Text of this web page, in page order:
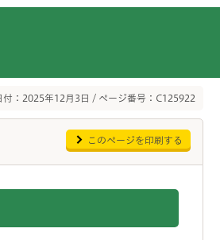
付：2025年12月3日 / ページ番号：C125922
このページを印刷する